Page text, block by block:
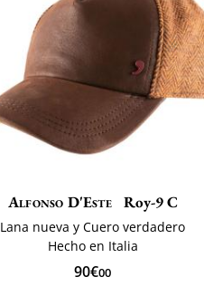
Alfonso D'Este Roy-9 C
Lana nueva y Cuero verdadero
Hecho en Italia
90€00